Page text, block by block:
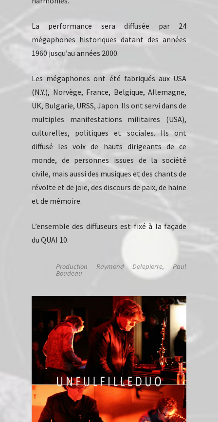
La performance sera diffusée par 24
mégaphones historiques datant des années
1960 jusqu’au années 2000.
Les mégaphones ont été fabriqués aux USA
(N.Y.), Norvège, France, Belgique, Allemagne,
UK, Bulgarie, URSS, Japon. Ils ont servi dans de
multiples manifestations militaires (USA),
culturelles, politiques et sociales. Ils ont
diffusé les voix de hauts dirigeants de ce
monde, de personnes issues de la société
civile, mais aussi des musiques et des chants de
révolte et de joie, des discours de paix, de haine
et de mémoire.
L’ensemble des diffuseurs est fixé à la façade
du QUAI 10.
Production Raymond Delepierre, Paul
Boudeau